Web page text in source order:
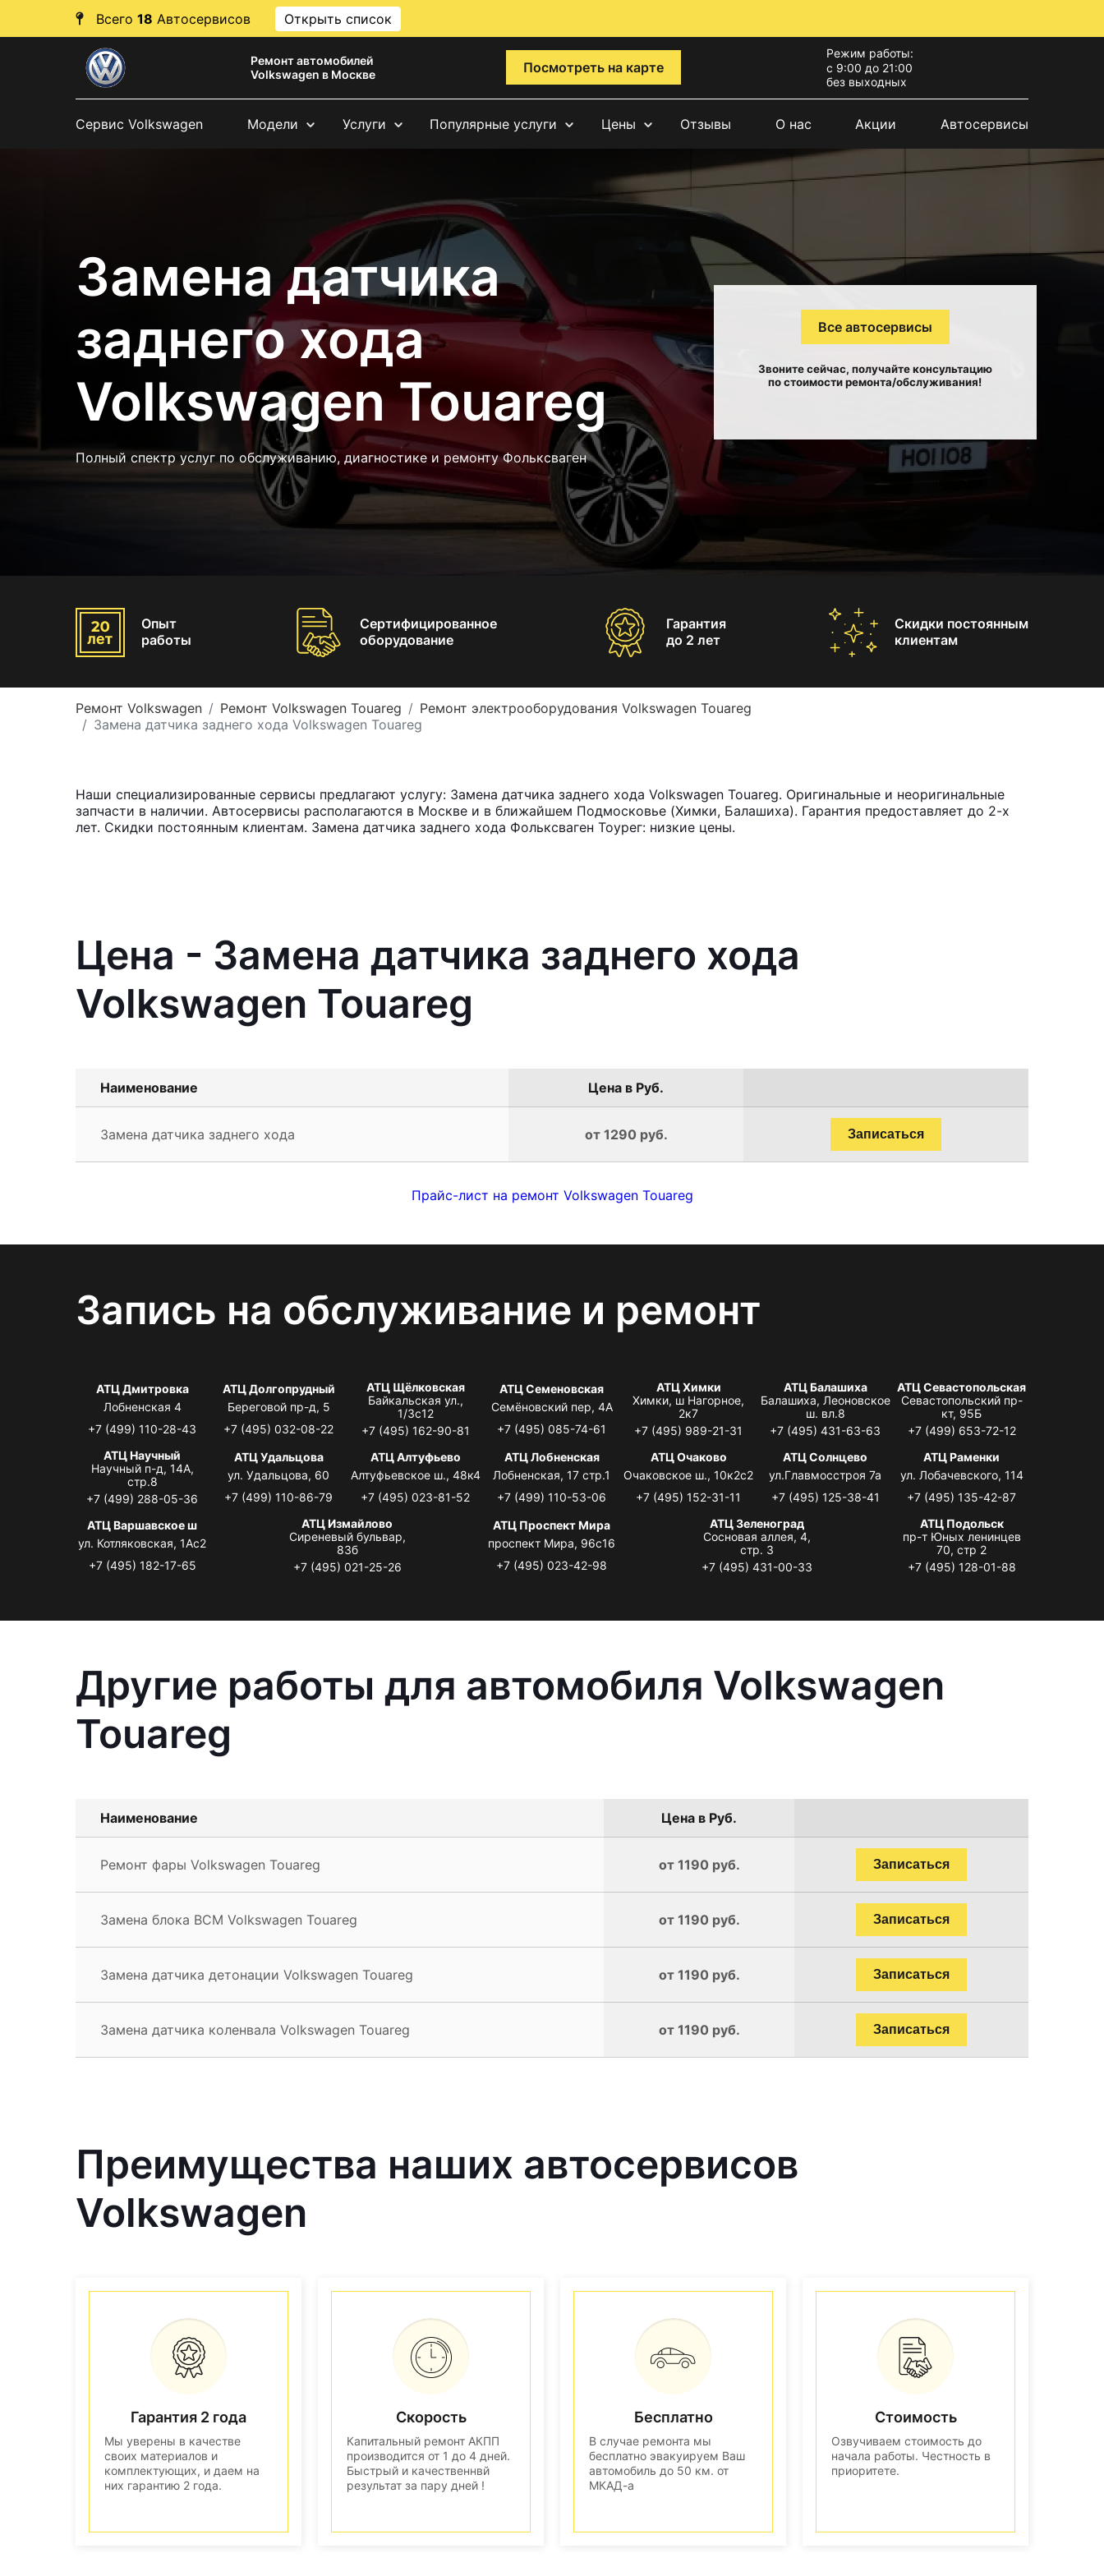
Всего 18 Автосервисов Открыть список
Ремонт автомобилей
Volkswagen в Москве
Посмотреть на карте
Режим работы:
с 9:00 до 21:00
без выходных
Сервис Volkswagen Модели Услуги Популярные услуги Цены Отзывы О нас Акции Автосервисы
Замена датчика
заднего хода
Volkswagen Touareg
Полный спектр услуг по обслуживанию, диагностике и ремонту Фольксваген
Все автосервисы
Звоните сейчас, получайте консультацию
по стоимости ремонта/обслуживания!
Опыт
работы
Сертифицированное
оборудование
Гарантия
до 2 лет
Скидки постоянным
клиентам
Ремонт Volkswagen Ремонт Volkswagen Touareg
Ремонт электрооборудования Volkswagen Touareg
Замена датчика заднего хода Volkswagen Touareg
Наши специализированные сервисы предлагают услугу: Замена датчика заднего хода Volkswagen Touareg. Оригинальные и неоригинальные
запчасти в наличии. Автосервисы располагаются в Москве и в ближайшем Подмосковье (Химки, Балашиха). Гарантия предоставляет до 2-х
лет. Скидки постоянным клиентам. Замена датчика заднего хода Фольксваген Тоурег: низкие цены.
Цена - Замена датчика заднего хода
Volkswagen Touareg
Наименование Цена в Руб.
Замена датчика заднего хода от 1290 руб. Записаться
Прайс-лист на ремонт Volkswagen Touareg
Запись на обслуживание и ремонт
АТЦ Дмитровка
Лобненская 4
+7 (499) 110-28-43
АТЦ Долгопрудный
Береговой пр-д, 5
+7 (495) 032-08-22
АТЦ Щёлковская
Байкальская ул.,
1/3с12
+7 (495) 162-90-81
АТЦ Семеновская
Семёновский пер, 4А
+7 (495) 085-74-61
АТЦ Химки
Химки, ш Нагорное,
2к7
+7 (495) 989-21-31
АТЦ Балашиха
Балашиха, Леоновское
ш. вл.8
+7 (495) 431-63-63
АТЦ Севастопольская
Севастопольский пр-
кт, 95Б
+7 (499) 653-72-12
АТЦ Научный
Научный п-д, 14А,
стр.8
+7 (499) 288-05-36
АТЦ Удальцова
ул. Удальцова, 60
+7 (499) 110-86-79
АТЦ Алтуфьево
Алтуфьевское ш., 48к4
+7 (495) 023-81-52
АТЦ Лобненская
Лобненская, 17 стр.1
+7 (499) 110-53-06
АТЦ Очаково
Очаковское ш., 10к2с2
+7 (495) 152-31-11
АТЦ Солнцево
ул.Главмосстроя 7а
+7 (495) 125-38-41
АТЦ Раменки
ул. Лобачевского, 114
+7 (495) 135-42-87
АТЦ Варшавское ш
ул. Котляковская, 1Ас2
+7 (495) 182-17-65
АТЦ Измайлово
Сиреневый бульвар,
83б
+7 (495) 021-25-26
АТЦ Проспект Мира
проспект Мира, 96с16
+7 (495) 023-42-98
АТЦ Зеленоград
Сосновая аллея, 4,
стр. 3
+7 (495) 431-00-33
АТЦ Подольск
пр-т Юных ленинцев
70, стр 2
+7 (495) 128-01-88
Другие работы для автомобиля Volkswagen
Touareg
Наименование Цена в Руб.
Ремонт фары Volkswagen Touareg от 1190 руб. Записаться
Замена блока BCM Volkswagen Touareg от 1190 руб. Записаться
Замена датчика детонации Volkswagen Touareg от 1190 руб. Записаться
Замена датчика коленвала Volkswagen Touareg от 1190 руб. Записаться
Преимущества наших автосервисов
Volkswagen
Гарантия 2 года
Мы уверены в качестве
своих материалов и
комплектующих, и даем на
них гарантию 2 года.
Скорость
Капитальный ремонт АКПП
производится от 1 до 4 дней.
Быстрый и качественнвй
результат за пару дней !
Бесплатно
В случае ремонта мы
бесплатно эвакуируем Ваш
автомобиль до 50 км. от
МКАД-а
Стоимость
Озвучиваем стоимость до
начала работы. Честность в
приоритете.